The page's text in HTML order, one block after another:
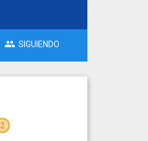
SIGUIENDO
2